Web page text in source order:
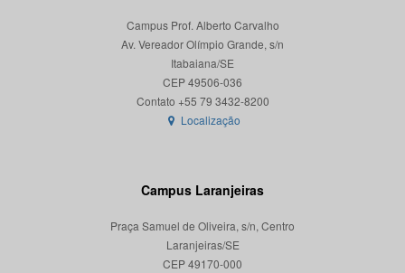
Campus Prof. Alberto Carvalho
Av. Vereador Olímpio Grande, s/n
Itabaiana/SE
CEP 49506-036
Localização
Campus Laranjeiras
Praça Samuel de Oliveira, s/n, Centro
Laranjeiras/SE
CEP 49170-000